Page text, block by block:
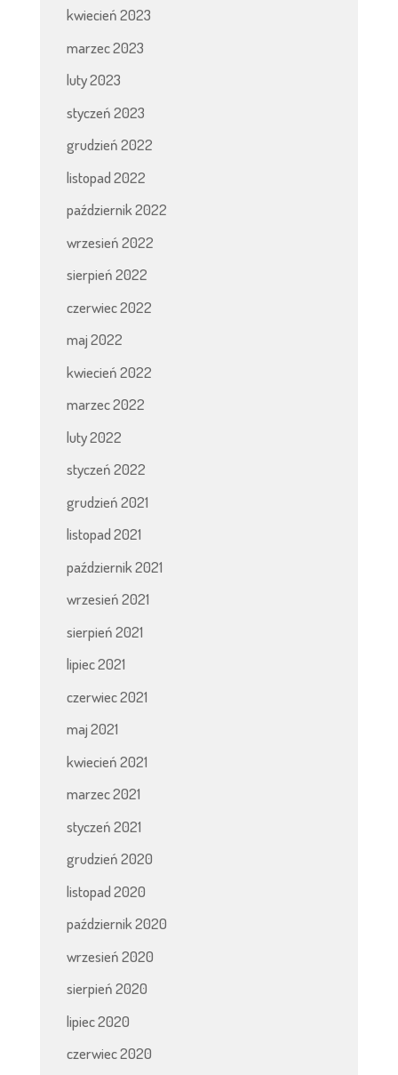
kwiecień 2023
marzec 2023
luty 2023
styczeń 2023
grudzień 2022
listopad 2022
październik 2022
wrzesień 2022
sierpień 2022
czerwiec 2022
maj 2022
kwiecień 2022
marzec 2022
luty 2022
styczeń 2022
grudzień 2021
listopad 2021
październik 2021
wrzesień 2021
sierpień 2021
lipiec 2021
czerwiec 2021
maj 2021
kwiecień 2021
marzec 2021
styczeń 2021
grudzień 2020
listopad 2020
październik 2020
wrzesień 2020
sierpień 2020
lipiec 2020
czerwiec 2020